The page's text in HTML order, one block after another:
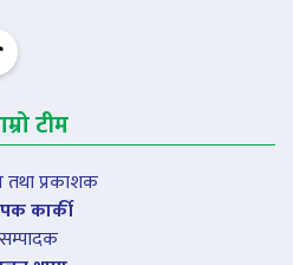
टीम
तथा प्रकाशक
कार्की
सम्पादक